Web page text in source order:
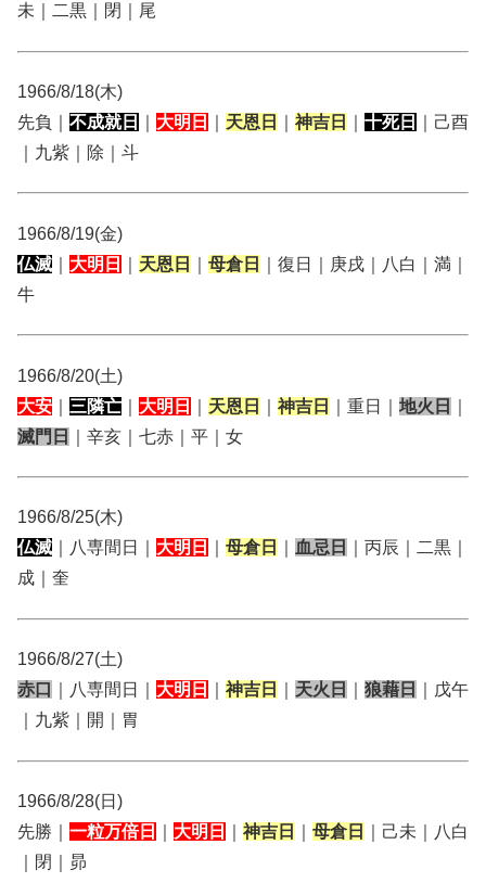
未｜二黒｜閉｜尾
1966/8/18(木)
先負｜ 不成就日 大明日 天恩日 神吉日 十死日
｜己酉
｜九紫｜除｜斗
1966/8/19(金)
仏滅
大明日 天恩日 母倉日
｜復日｜庚戌｜八白｜満｜
牛
1966/8/20(土)
大安
三隣亡 大明日 天恩日 神吉日 ｜重日｜ 地火日
滅門日
｜辛亥｜七赤｜平｜女
1966/8/25(木)
仏滅 ｜八専間日｜ 大明日 母倉日 血忌日
｜丙辰｜二黒｜
成｜奎
1966/8/27(土)
赤口
｜八専間日｜ 大明日 神吉日 天火日 狼藉日
｜戊午
｜九紫｜開｜胃
1966/8/28(日)
先勝｜ 一粒万倍日 大明日 神吉日 母倉日
｜己未｜八白
｜閉｜昴